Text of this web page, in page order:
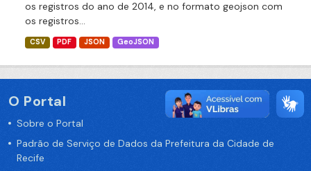
os registros do ano de 2014, e no formato geojson com
os registros...
CSV PDF JSON GeoJSON
O Portal
Sobre o Portal
Padrão de Serviço de Dados da Prefeitura da Cidade de
Recife